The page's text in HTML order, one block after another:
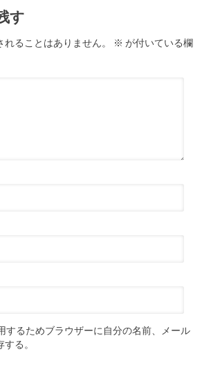
す
ることはありません。 ※ が付いている欄
するためブラウザーに自分の名前、メール
る。